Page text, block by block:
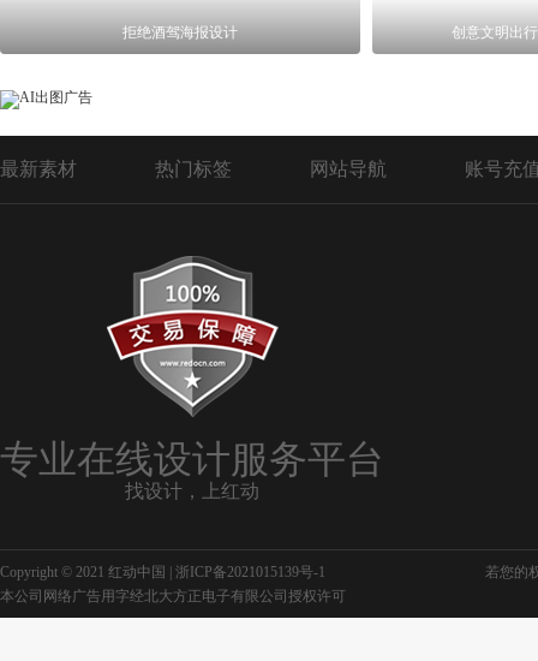
拒绝酒驾海报设计 创意文明出
最新素材 热门标签 网站导航 账号充
专业在线设计服务平台
找设计，上红动
Copyright © 2021 红动中国 | 浙ICP备2021015139号-1
若您的
本公司网络广告用字经北大方正电子有限公司授权许可